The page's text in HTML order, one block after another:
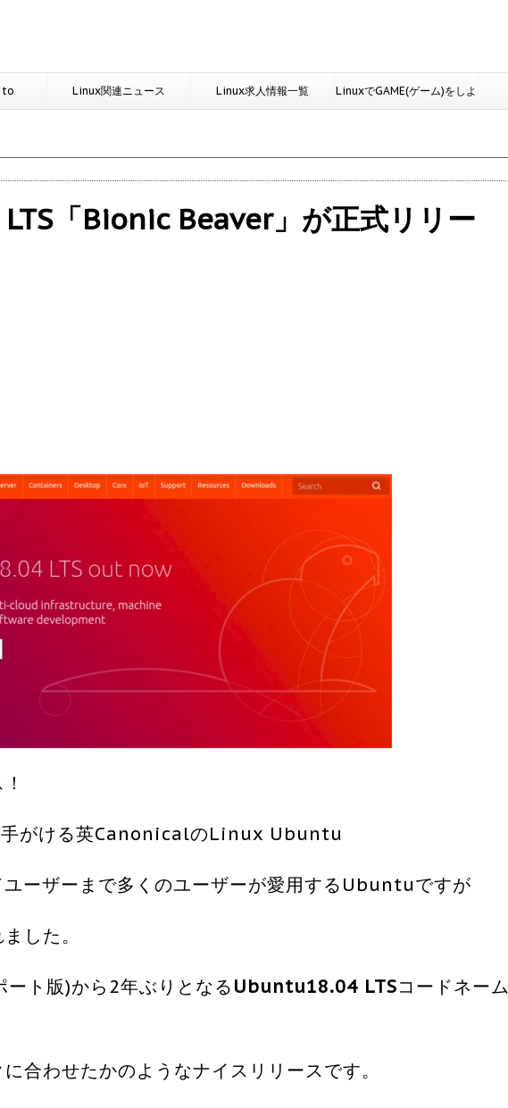
to Linux関連ニュース Linux求人情報一覧 LinuxでGAME(ゲーム)をしよ
「Bionic Beaver」が正式リリー
がける英CanonicalのLinux Ubuntu
ーザーまで多くのユーザーが愛用するUbuntuですが
した。
ト版)から2年ぶりとなるUbuntu18.04 LTSコードネーム
合わせたかのようなナイスリリースです。